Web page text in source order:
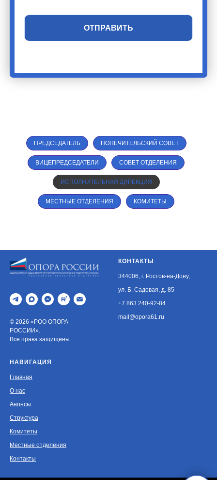
ОТПРАВИТЬ
ПРЕДСЕДАТЕЛЬ ПОПЕЧИТЕЛЬСКИЙ СОВЕТ
ВИЦЕПРЕДСЕДАТЕЛИ СОВЕТ ОТДЕЛЕНИЯ
ИСПОЛНИТЕЛЬНАЯ ДИРЕКЦИЯ
МЕСТНЫЕ ОТДЕЛЕНИЯ КОМИТЕТЫ
© 2026 «РОО ОПОРА
РОССИИ».
Все права защищены.
КОНТАКТЫ
344006, г. Ростов-на-Дону,
ул. Б. Садовая, д. 85
+7 863 240-92-84
mail@opora61.ru
НАВИГАЦИЯ
Главная
О нас
Анонсы
Структура
Комитеты
Местные отделения
Контакты